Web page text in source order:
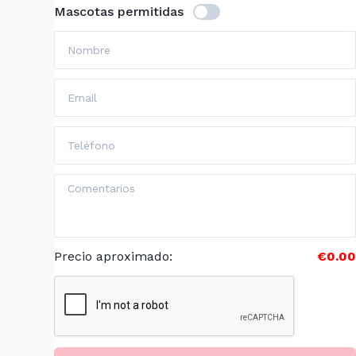
Mascotas permitidas
Precio aproximado: €0.00